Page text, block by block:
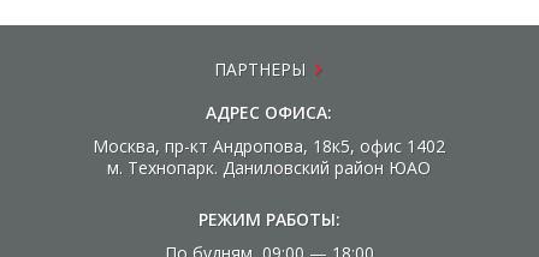
ПАРТНЕРЫ
АДРЕС ОФИСА:
Москва, пр-кт Андропова, 18к5, офис 1402
м. Технопарк. Даниловский район ЮАО
РЕЖИМ РАБОТЫ: